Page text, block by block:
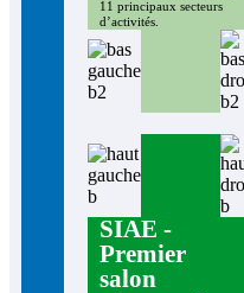
11 principaux secteurs
d’activités.
SIAE -
Premier
salon